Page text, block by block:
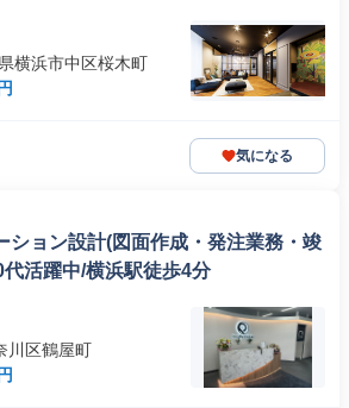
横浜市中区桜木町
気になる
ション設計(図面作成・発注業務・竣
活躍中/横浜駅徒歩4分
川区鶴屋町